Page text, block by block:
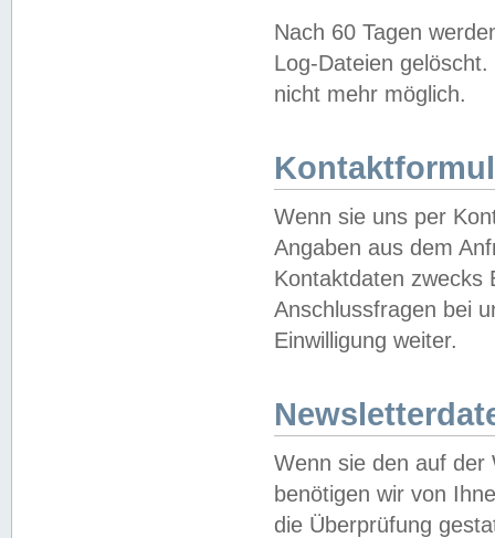
Nach 60 Tagen
Log-Dateien
nicht mehr möglich.
Wenn sie uns per
Angaben aus dem
Kontaktdaten zwecks
Anschlussfragen bei
Einwilligung weiter.
Wenn sie den auf der
benötigen wir von
die Überprüfung